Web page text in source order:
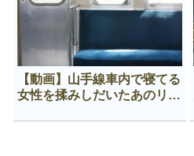
【動画】山手線車内で寝てる
女性を揉みしだいたあのリー